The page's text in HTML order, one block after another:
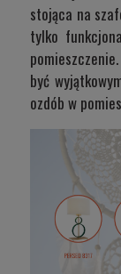
stojąca na
tylko
być
ozdób w